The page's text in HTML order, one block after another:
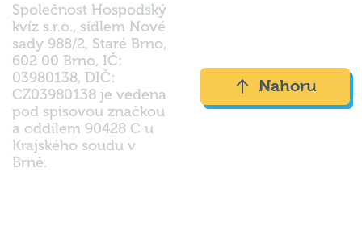
Společnost Hospodský
kvíz s.r.o., sídlem Nové
sady 988/2, Staré Brno,
602 00 Brno, IČ:
03980138, DIČ:
CZ03980138 je vedena
pod spisovou značkou
a oddílem 90428 C u
Krajského soudu v
Brně.
Nahoru